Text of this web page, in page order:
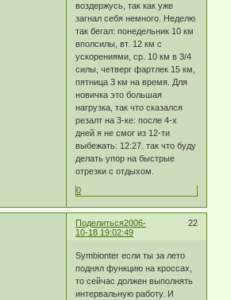
воздержусь, так как уже
загнал себя немного. Неделю
так бегал: понедельник 10 км
вполсилы, вт. 12 км с
ускорениями, ср. 10 км в 3/4
силы, четверг фартлек 15 км,
пятница 3 км на время. Для
новичка это большая
нагрузка, так что сказался
резалт на 3-ке: после 4-х
дней я не смог из 12-ти
выбежать: 12:27. так что буду
делать упор на быстрые
отрезки с отдыхом.
0
Поделиться 22
2006-
10-18 19:02:49
Symbionter если ты за лето
поднял функцию на кроссах,
то сейчас должен выполнять
интервальную работу. И